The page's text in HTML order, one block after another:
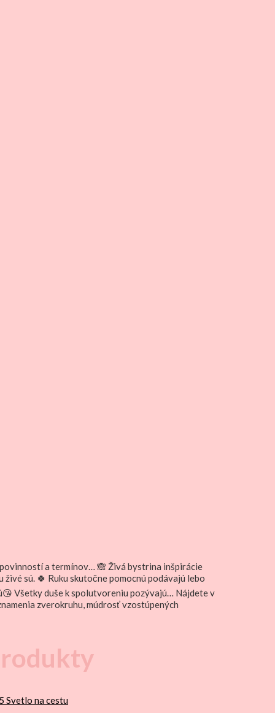
povinností a termínov… 🙈 Živá bystrina inšpirácie
sú. 🍀 Ruku skutočne pomocnú podávajú lebo
Všetky duše k spolutvoreniu pozývajú… Nájdete v
zverokruhu, múdrosť vzostúpených